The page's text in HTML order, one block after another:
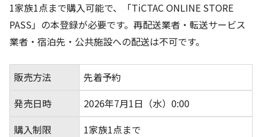
1家族1点まで購入可能で、「TiCTAC ONLINE STORE
PASS」の本登録が必要です。再配送業者・転送サービス
業者・宿泊先・公共施設への配送は不可です。
販売方法
先着予約
発売日時
2026年7月1日（水）0:00
購入制限
1家族1点まで